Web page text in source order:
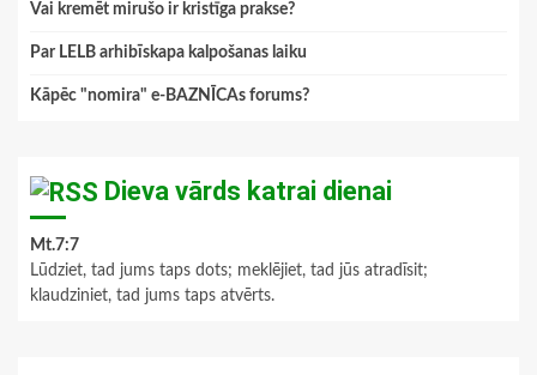
Vai kremēt mirušo ir kristīga prakse?
Par LELB arhibīskapa kalpošanas laiku
Kāpēc "nomira" e-BAZNĪCAs forums?
Dieva vārds katrai dienai
Mt.7:7
Lūdziet, tad jums taps dots; meklējiet, tad jūs atradīsit;
klaudziniet, tad jums taps atvērts.